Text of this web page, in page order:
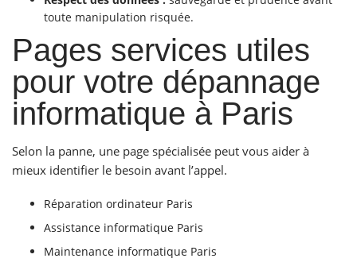
toute manipulation risquée.
Pages services utiles
pour votre dépannage
informatique à Paris
Selon la panne, une page spécialisée peut vous aider à
mieux identifier le besoin avant l’appel.
Réparation ordinateur Paris
Assistance informatique Paris
Maintenance informatique Paris